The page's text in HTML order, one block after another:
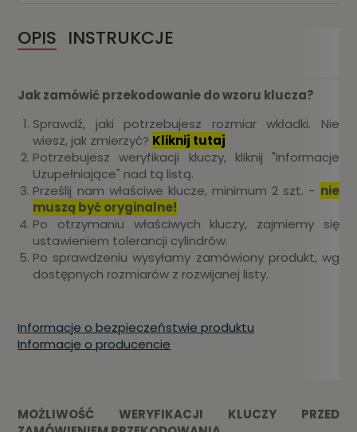
OPIS INSTRUKCJE
Jak zamówić przekodowanie do wzoru klucza?
Sprawdź, jaki potrzebujesz rozmiar wkładki. Nie
wiesz, jak zmierzyć? Kliknij tutaj
Potrzebujesz weryfikacji kluczy, kliknij "Informacje
Uzupełniające" nad tą listą.
Prześlij nam właściwe klucze, minimum 2 szt. - nie
muszą być oryginalne!
Po otrzymaniu właściwych kluczy, zajmiemy się
ustawieniem tolerancji cylindrów.
Po sprawdzeniu wysyłamy zamówiony produkt, wg
dostępnych rozmiarów z rozwijanej listy.
Informacje o bezpieczeństwie produktu
Informacje o producencie
MOŻLIWOŚĆ WERYFIKACJI KLUCZY PRZED